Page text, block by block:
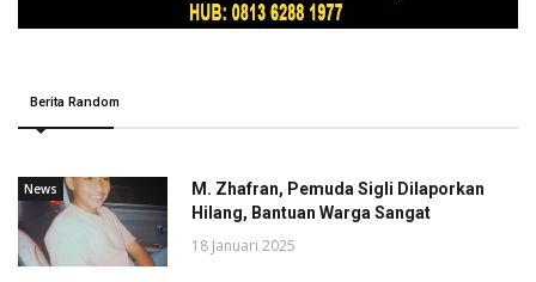
Berita Random
News
M. Zhafran, Pemuda Sigli Dilaporkan
Hilang, Bantuan Warga Sangat
18 Januari 2025